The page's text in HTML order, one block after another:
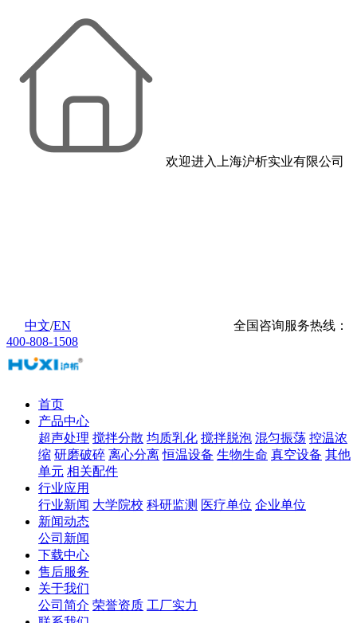
欢迎进入上海沪析实业有限公司
中文/EN
全国咨询服务热线：
400-808-1508
首页
产品中心
超声处理 搅拌分散 均质乳化 搅拌脱泡 混匀振荡 控温浓
缩 研磨破碎 离心分离 恒温设备 生物生命 真空设备 其他
单元 相关配件
行业应用
行业新闻 大学院校 科研监测 医疗单位 企业单位
新闻动态
公司新闻
下载中心
售后服务
关于我们
公司简介 荣誉资质 工厂实力